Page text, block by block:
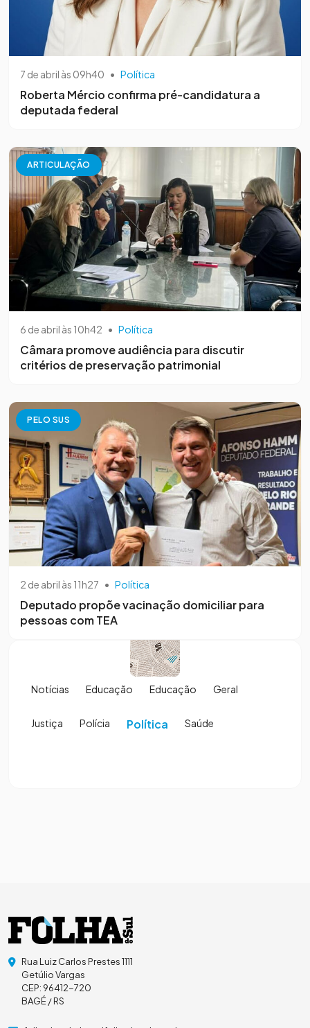
7 de abril às 09h40 • Política
Roberta Mércio confirma pré-candidatura a
deputada federal
ARTICULAÇÃO
6 de abril às 10h42 • Política
Câmara promove audiência para discutir
critérios de preservação patrimonial
PELO SUS
2 de abril às 11h27 • Política
Deputado propõe vacinação domiciliar para
pessoas com TEA
Notícias Educação Educação Geral
Justiça Polícia Política Saúde
Rua Luiz Carlos Prestes 1111
Getúlio Vargas
CEP: 96412-720
BAGÉ / RS